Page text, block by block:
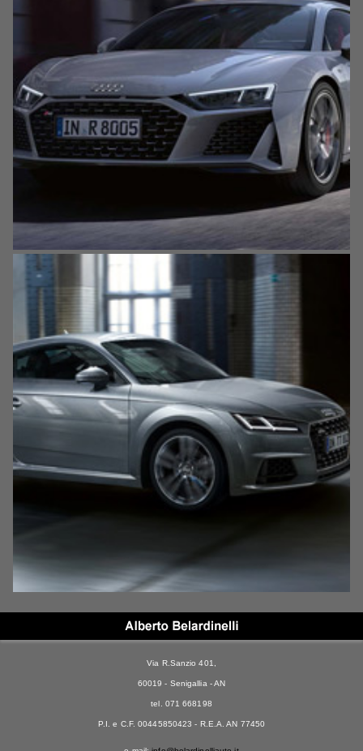
Via R.Sanzio 401,
60019 - Senigallia - AN
tel. 071 668198
P.I. e C.F. 00445850423 - R.E.A. AN 77450